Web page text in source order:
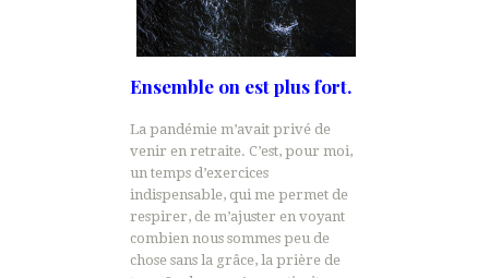
Ensemble on est plus fort.
La pandémie m’avait privé de
venir en retraite. C’est, pour moi,
un temps d’exercices
indispensable, qui me permet de
respirer, de m’ajuster en voyant
combien nous sommes peu de
chose sans la grâce, la prière de